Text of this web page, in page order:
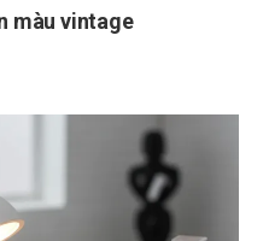
màu vintage